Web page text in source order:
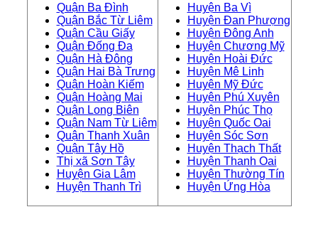
Quận Ba Đình
Quận Bắc Từ Liêm
Quận Cầu Giấy
Quận Đống Đa
Quận Hà Đông
Quận Hai Bà Trưng
Quận Hoàn Kiếm
Quận Hoàng Mai
Quận Long Biên
Quận Nam Từ Liêm
Quận Thanh Xuân
Quận Tây Hồ
Thị xã Sơn Tây
Huyện Gia Lâm
Huyện Thanh Trì
Huyện Ba Vì
Huyện Đan Phượng
Huyện Đông Anh
Huyện Chương Mỹ
Huyện Hoài Đức
Huyện Mê Linh
Huyện Mỹ Đức
Huyện Phú Xuyên
Huyện Phúc Thọ
Huyện Quốc Oai
Huyện Sóc Sơn
Huyện Thạch Thất
Huyện Thanh Oai
Huyện Thường Tín
Huyện Ứng Hòa